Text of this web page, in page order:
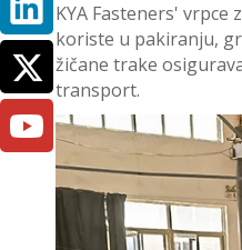
KYA Fasteners'
koriste u pakiranju,
žičane trake
transport.